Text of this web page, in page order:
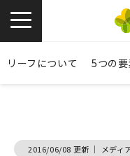
リーフについて 5つの
2016/06/08 更新 ｜ メディ